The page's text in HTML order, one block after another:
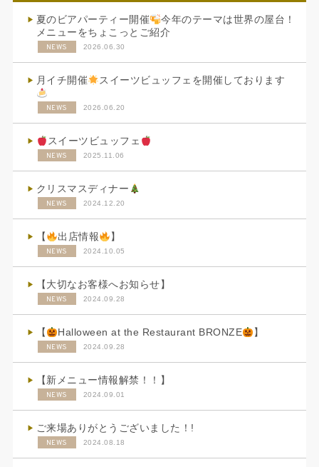
夏のビアパーティー開催
今年のテーマは世界の屋台！
メニューをちょこっとご紹介
NEWS 2026.06.30
月イチ開催 スイーツビュッフェを開催しております
NEWS 2026.06.20
スイーツビュッフェ
NEWS 2025.11.06
クリスマスディナー
NEWS 2024.12.20
【 出店情報 】
NEWS 2024.10.05
【大切なお客様へお知らせ】
NEWS 2024.09.28
【 Halloween at the Restaurant BRONZE 】
NEWS 2024.09.28
【新メニュー情報解禁！！】
NEWS 2024.09.01
ご来場ありがとうございました！!
NEWS 2024.08.18